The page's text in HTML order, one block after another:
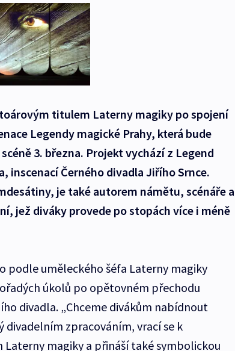
titulem Laterny magiky po spojení
Legendy magické Prahy, která bude
3. března. Projekt vychází z Legend
inscenací Černého divadla Jiřího Srnce.
je také autorem námětu, scénáře a
jež diváky provede po stopách více i méně
podle uměleckého šéfa Laterny magiky
úkolů po opětovném přechodu
divadla. „Chceme divákům nabídnout
zpracováním, vrací se k
magiky a přináší také symbolickou